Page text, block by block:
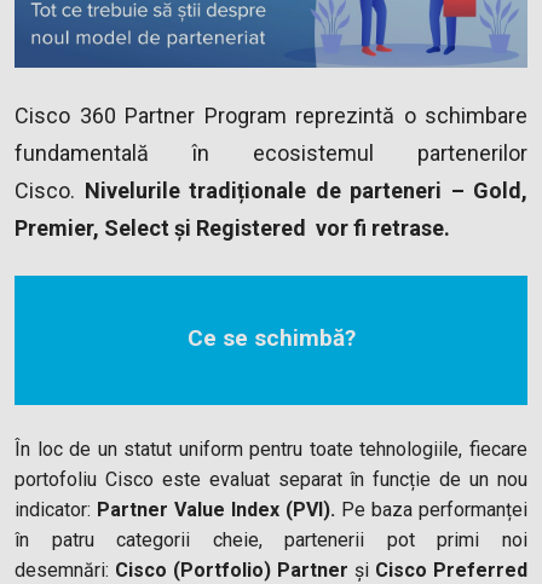
Cisco 360 Partner Program reprezintă o schimbare
fundamentală în ecosistemul partenerilor
Cisco. Nivelurile tradiționale de parteneri – Gold,
Premier, Select și Registered vor fi retrase.
Ce se schimbă?
În loc de un statut uniform pentru toate tehnologiile, fiecare
portofoliu Cisco este evaluat separat în funcție de un nou
indicator: Partner Value Index (PVI). Pe baza performanței
în patru categorii cheie, partenerii pot primi noi
desemnări: Cisco (Portfolio) Partner și Cisco Preferred